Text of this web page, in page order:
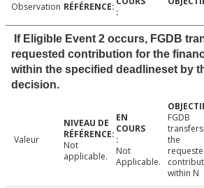
Observation
If Eligible Event 2 occurs, FGDB
requested contribution for the
within the specified deadlineset by
decision.
Valeur
Not
applicable.
Not
Applicable.
FGDB
transfers
the
within N